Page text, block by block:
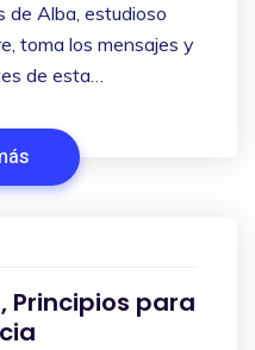
de Alba, estudioso
toma los mensajes y
de esta…
Principios para